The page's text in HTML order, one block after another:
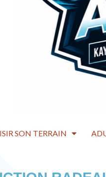
SON TERRAIN